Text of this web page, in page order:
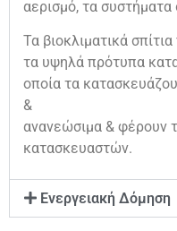
αερισμό, τα συστήματα
Τα βιοκλιματικά
τα υψηλά πρότυπα
οποία τα
&
ανανεώσιμα & φέρουν
κατασκευαστών.
Ενεργειακή Δόμηση